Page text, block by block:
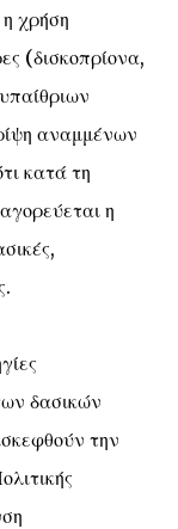
χρήση
(δισκοπρίονα,
αναμμένων
κατά τη
η
δασικών
την